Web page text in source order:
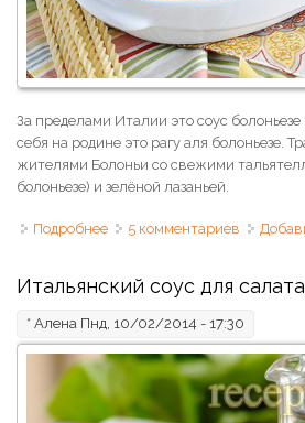
За пределами Италии это соус
себя на родине это рагу аля болоньезе.
жителями Болоньи со свежими
болоньезе) и зелёной лазаньей.
Подробнее о Соус болоньезе (рагу аля
5 комментариев
Итальянский соус для салата
* Алена Пнд, 10/02/2014 - 17:30